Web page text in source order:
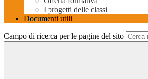
I progetti delle classi
Documenti utili
Campo di ricerca per le pagine del sito